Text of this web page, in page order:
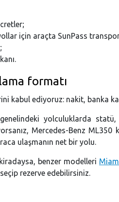
için araçta SunPass
formatı
kabul ediyoruz: nakit, banka
yolculuklarda
Mercedes-Benz ML350
ulaşmanın net bir yolu.
benzer modelleri
rezerve edebilirsiniz.